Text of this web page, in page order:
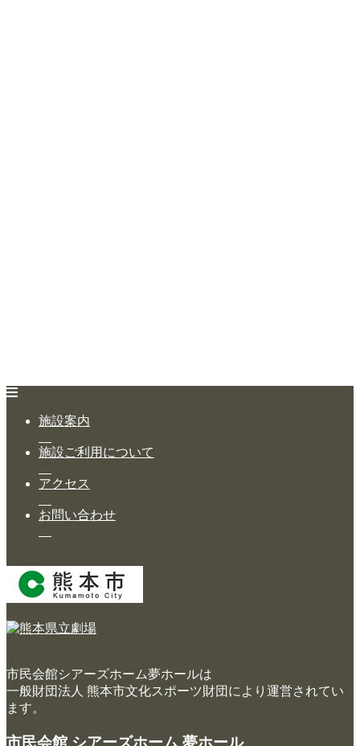
施設案内
施設ご利用について
アクセス
お問い合わせ
市民会館シアーズホーム夢ホールは
一般財団法人 熊本市文化スポーツ財団により運営されてい
ます。
市民会館 シアーズホーム 夢ホール